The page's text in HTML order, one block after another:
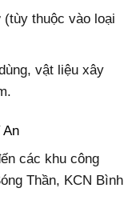
thuộc vào loại
vật liệu xây
An
các khu công
Thần, KCN Bình